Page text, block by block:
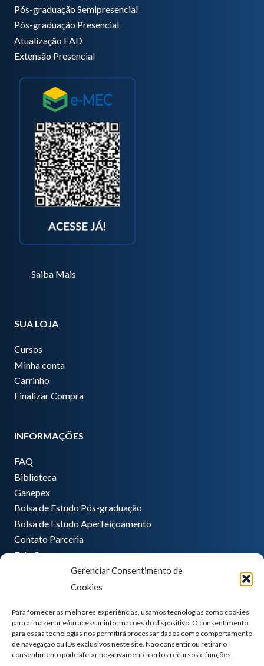
Gerenciar Consentimento de
Cookies
Para fornecer as melhores experiências, usamos tecnologias como cookies
para armazenar e/ou acessar informações do dispositivo. O consentimento
para essas tecnologias nos permitirá processar dados como comportamento
de navegação ou IDs exclusivos neste site. Não consentir ou retirar o
consentimento pode afetar negativamente certos recursos e funções.
Pós-graduação Semipresencial
Pós-graduação Presencial
Atualização EAD
Extensão Presencial
Saiba Mais
SUA LOJA
Cursos
Minha conta
Carrinho
Finalizar Compra
INFORMAÇÕES
FAQ
Biblioteca
Ganepex
Bolsa de Estudo Pós-graduação
Bolsa de Estudo Aperfeiçoamento
Contato Parceria
Fale Conosco
informatica@ganeplar.com.br